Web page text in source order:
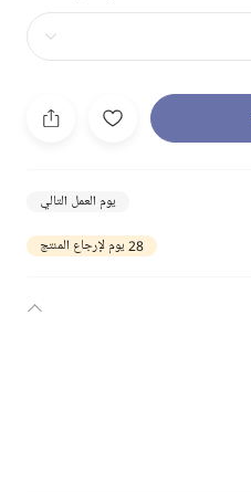
يوم العمل التالي
28 يوم لإرجاع المنتج